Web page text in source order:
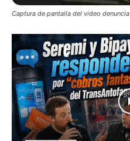
Captura de pantalla del video denuncia